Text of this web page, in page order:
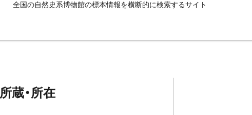
全国の自然史系博物館の標本情報を横断的に検索するサイト
所蔵・所在